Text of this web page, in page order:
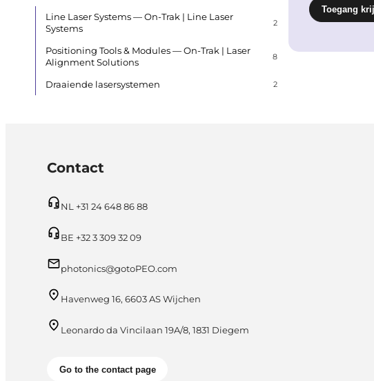
Line Laser Systems — On-Trak | Line Laser
Systems
2
Positioning Tools & Modules — On-Trak | Laser
Alignment Solutions
8
Draaiende lasersystemen 2
Contact
NL +31 24 648 86 88
BE +32 3 309 32 09
photonics@gotoPEO.com
Havenweg 16, 6603 AS Wijchen
Leonardo da Vincilaan 19A/8, 1831 Diegem
Go to the contact page